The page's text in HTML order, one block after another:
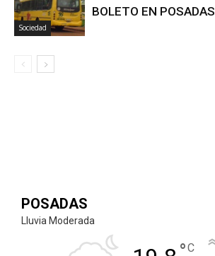
Sociedad
BOLETO EN POSADAS
POSADAS
Lluvia Moderada
C